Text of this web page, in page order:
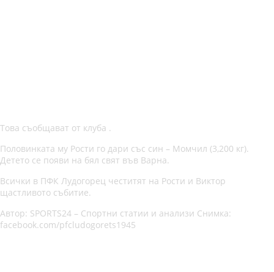
Това съобщават от клуба .
Половинката му Рости го дари със син – Момчил (3,200 кг).
Детето се появи на бял свят във Варна.
Всички в ПФК Лудогорец честитят на Рости и Виктор
щастливото събитие.
Автор: SPORTS24 – Спортни статии и анализи Снимка:
facebook.com/pfcludogorets1945